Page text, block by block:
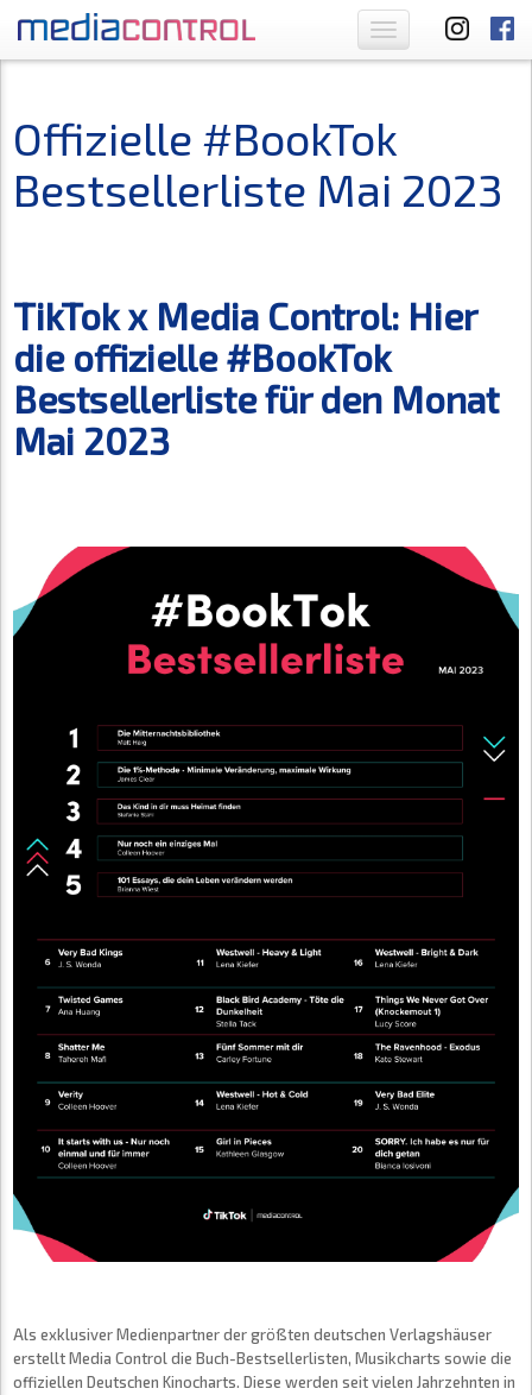
Toggle
navigation
Offizielle #BookTok
Bestsellerliste Mai 2023
TikTok x Media Control: Hier
die offizielle #BookTok
Bestsellerliste für den Monat
Mai 2023
Als exklusiver Medienpartner der größten deutschen Verlagshäuser
erstellt Media Control die Buch-Bestsellerlisten, Musikcharts sowie die
offiziellen Deutschen Kinocharts. Diese werden seit vielen Jahrzehnten in